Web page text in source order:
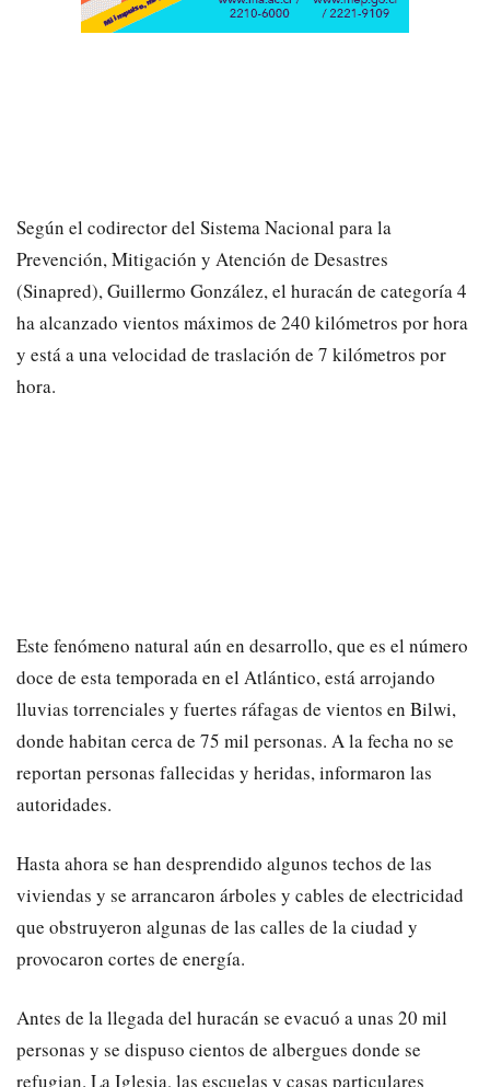
Según el codirector del Sistema Nacional para la
Prevención, Mitigación y Atención de Desastres
(Sinapred), Guillermo González, el huracán de categoría 4
ha alcanzado vientos máximos de 240 kilómetros por hora
y está a una velocidad de traslación de 7 kilómetros por
hora.
Este fenómeno natural aún en desarrollo, que es el número
doce de esta temporada en el Atlántico, está arrojando
lluvias torrenciales y fuertes ráfagas de vientos en Bilwi,
donde habitan cerca de 75 mil personas. A la fecha no se
reportan personas fallecidas y heridas, informaron las
autoridades.
Hasta ahora se han desprendido algunos techos de las
viviendas y se arrancaron árboles y cables de electricidad
que obstruyeron algunas de las calles de la ciudad y
provocaron cortes de energía.
Antes de la llegada del huracán se evacuó a unas 20 mil
personas y se dispuso cientos de albergues donde se
refugian. La Iglesia, las escuelas y casas particulares